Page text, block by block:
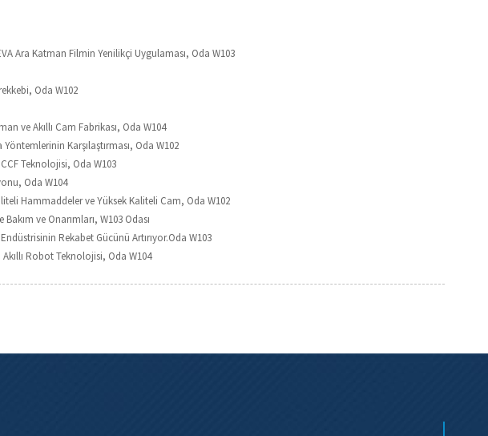
Ara Katman Filmin Yenilikçi Uygulaması, Oda W103
Oda W102
ve Akıllı Cam Fabrikası, Oda W104
Karşılaştırması, Oda W102
Teknolojisi, Oda W103
Oda W104
Hammaddeler ve Yüksek Kaliteli Cam, Oda W102
ve Onarımları, W103 Odası
Rekabet Gücünü Artırıyor.Oda W103
Akıllı Robot Teknolojisi, Oda W104